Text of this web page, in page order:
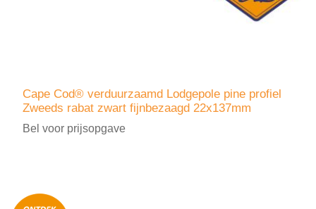
Cape Cod® verduurzaamd Lodgepole pine profiel
Zweeds rabat zwart fijnbezaagd 22x137mm
Bel voor prijsopgave